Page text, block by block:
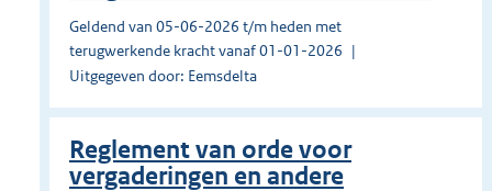
Geldend van 05-06-2026 t/m heden met
terugwerkende kracht vanaf 01-01-2026
Uitgegeven door: Eemsdelta
Reglement van orde voor
vergaderingen en andere